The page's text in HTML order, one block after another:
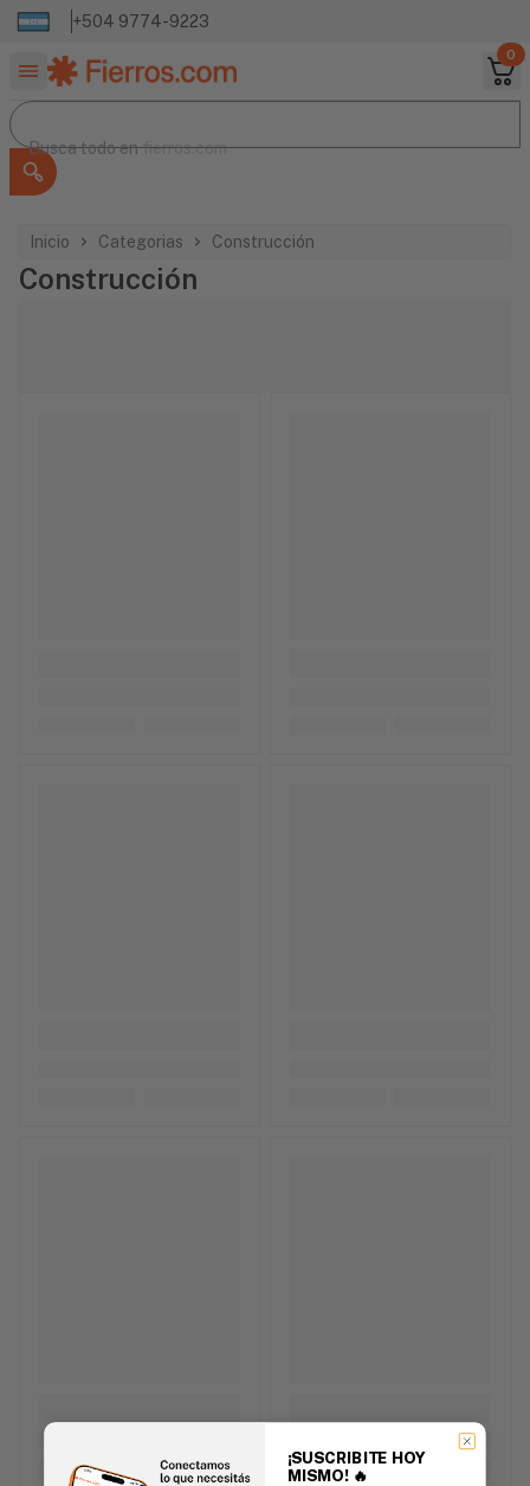
+504 9774-9223
0
Buscar productos
Busca todo en
Busca todo enfierros.com
Inicio Categorias Construcción
Construcción
¡SUSCRIBITE HOY
MISMO! 🔥